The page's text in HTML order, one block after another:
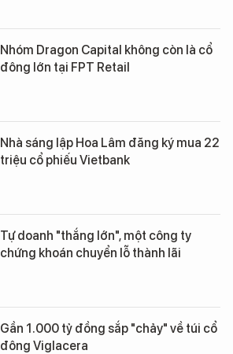
Nhóm Dragon Capital không còn là cổ
đông lớn tại FPT Retail
Nhà sáng lập Hoa Lâm đăng ký mua 22
triệu cổ phiếu Vietbank
Tự doanh "thắng lớn", một công ty
chứng khoán chuyển lỗ thành lãi
Gần 1.000 tỷ đồng sắp "chảy" về túi cổ
đông Viglacera